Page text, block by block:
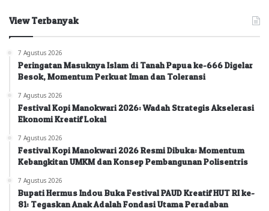
View Terbanyak
7 Agustus 2026
Peringatan Masuknya Islam di Tanah Papua ke-666 Digelar
Besok, Momentum Perkuat Iman dan Toleransi
7 Agustus 2026
Festival Kopi Manokwari 2026: Wadah Strategis Akselerasi
Ekonomi Kreatif Lokal
7 Agustus 2026
Festival Kopi Manokwari 2026 Resmi Dibuka: Momentum
Kebangkitan UMKM dan Konsep Pembangunan Polisentris
7 Agustus 2026
Bupati Hermus Indou Buka Festival PAUD Kreatif HUT RI ke-
81: Tegaskan Anak Adalah Fondasi Utama Peradaban